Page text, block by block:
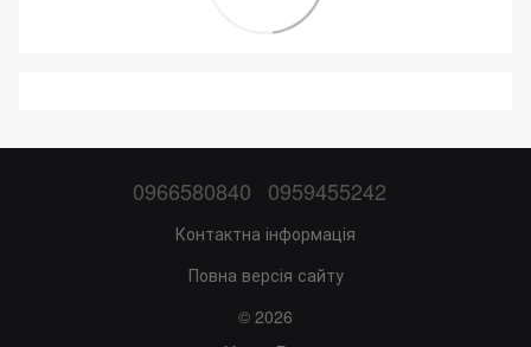
0966580840 0959455242
Контактна інформація
Повна версія сайту
© 2026